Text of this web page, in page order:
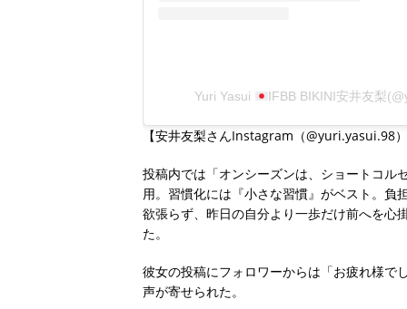
Yuri Yasui IFBB BIKINI安井友梨
【安井友梨さんInstagram（@yuri.yasui.98
投稿内では「オンシーズンは、ショートコル
用。習慣化には『小さな習慣』がベスト。負
欲張らず、昨日の自分より一歩だけ前へを心
た。
彼女の投稿にフォロワーからは「お疲れ様で
声が寄せられた。